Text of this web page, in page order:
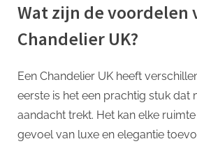
Wat zijn de voordelen
Chandelier UK?
Een Chandelier UK heeft
eerste is het een prachtig stuk dat
aandacht trekt. Het kan elke
gevoel van luxe en elegantie